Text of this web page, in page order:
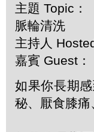
主題 Topic：
脈輪清洗
主持人
嘉賓 Guest：
如果你長期
秘、厭食膝